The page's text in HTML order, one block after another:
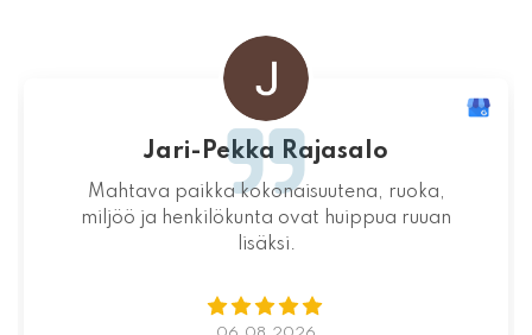
Jari-Pekka Rajasalo
Mahtava paikka kokonaisuutena, ruoka,
miljöö ja henkilökunta ovat huippua ruuan
lisäksi.